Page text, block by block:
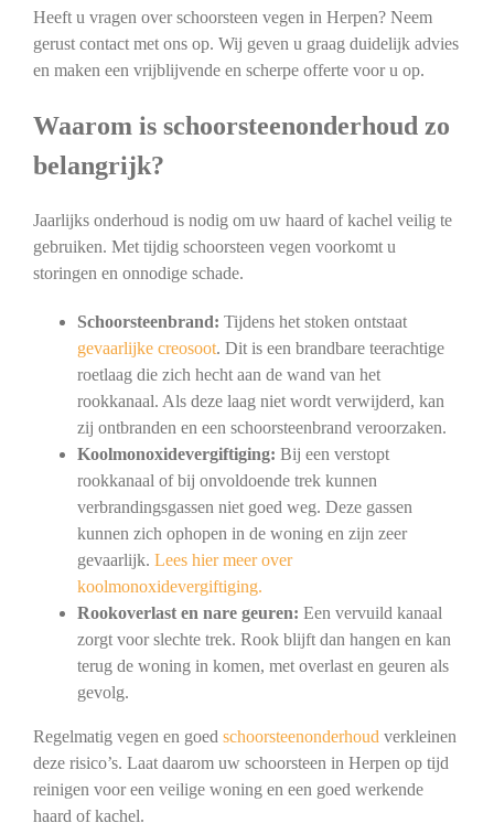
Heeft u vragen over schoorsteen vegen in Herpen? Neem
gerust contact met ons op. Wij geven u graag duidelijk advies
en maken een vrijblijvende en scherpe offerte voor u op.
Waarom is schoorsteenonderhoud zo
belangrijk?
Jaarlijks onderhoud is nodig om uw haard of kachel veilig te
gebruiken. Met tijdig schoorsteen vegen voorkomt u
storingen en onnodige schade.
Schoorsteenbrand: Tijdens het stoken ontstaat
gevaarlijke creosoot. Dit is een brandbare teerachtige
roetlaag die zich hecht aan de wand van het
rookkanaal. Als deze laag niet wordt verwijderd, kan
zij ontbranden en een schoorsteenbrand veroorzaken.
Koolmonoxidevergiftiging: Bij een verstopt
rookkanaal of bij onvoldoende trek kunnen
verbrandingsgassen niet goed weg. Deze gassen
kunnen zich ophopen in de woning en zijn zeer
gevaarlijk. Lees hier meer over
koolmonoxidevergiftiging.
Rookoverlast en nare geuren: Een vervuild kanaal
zorgt voor slechte trek. Rook blijft dan hangen en kan
terug de woning in komen, met overlast en geuren als
gevolg.
Regelmatig vegen en goed schoorsteenonderhoud verkleinen
deze risico’s. Laat daarom uw schoorsteen in Herpen op tijd
reinigen voor een veilige woning en een goed werkende
haard of kachel.